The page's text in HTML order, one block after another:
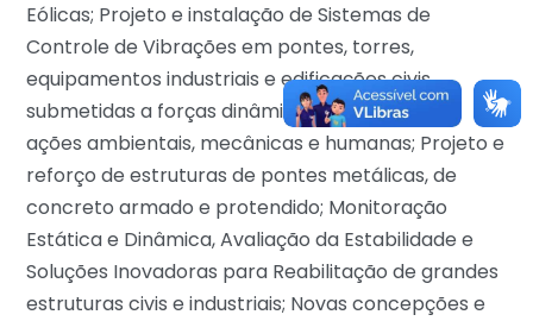
Eólicas; Projeto e instalação de Sistemas de
Controle de Vibrações em pontes, torres,
equipamentos industriais e edificações civis
submetidas a forças dinâmicas produzidas por
ações ambientais, mecânicas e humanas; Projeto e
reforço de estruturas de pontes metálicas, de
concreto armado e protendido; Monitoração
Estática e Dinâmica, Avaliação da Estabilidade e
Soluções Inovadoras para Reabilitação de grandes
estruturas civis e industriais; Novas concepções e